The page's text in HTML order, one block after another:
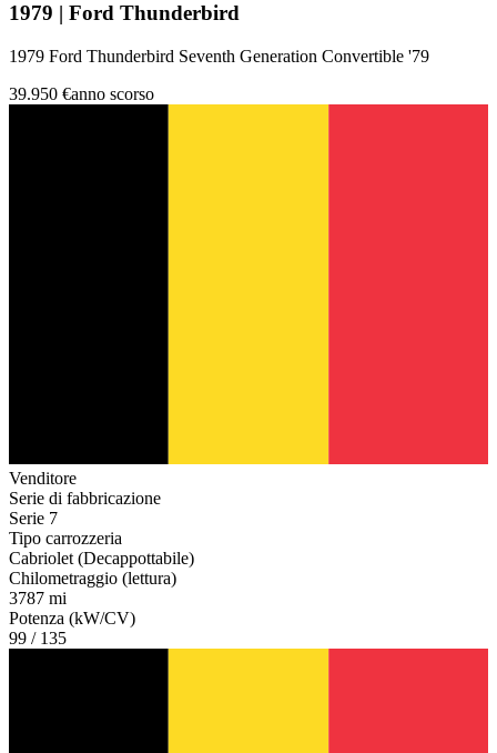
1979 | Ford Thunderbird
1979 Ford Thunderbird Seventh Generation Convertible '79
39.950 €anno scorso
Venditore
Serie di fabbricazione
Serie 7
Tipo carrozzeria
Cabriolet (Decappottabile)
Chilometraggio (lettura)
3787 mi
Potenza (kW/CV)
99 / 135